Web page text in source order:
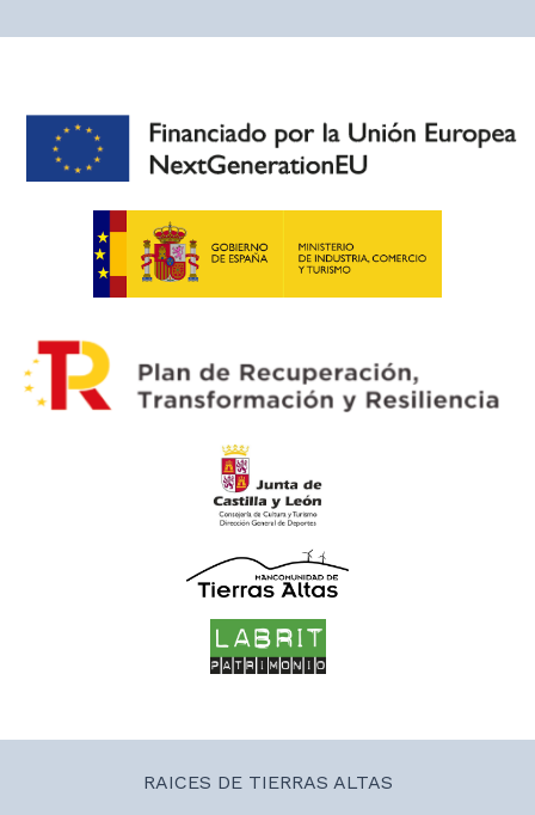
del vino se fijaba en una cantidad establecida
RAICES DE TIERRAS ALTAS